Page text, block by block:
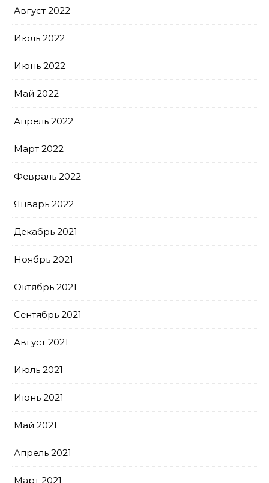
Август 2022
Июль 2022
Июнь 2022
Май 2022
Апрель 2022
Март 2022
Февраль 2022
Январь 2022
Декабрь 2021
Ноябрь 2021
Октябрь 2021
Сентябрь 2021
Август 2021
Июль 2021
Июнь 2021
Май 2021
Апрель 2021
Март 2021